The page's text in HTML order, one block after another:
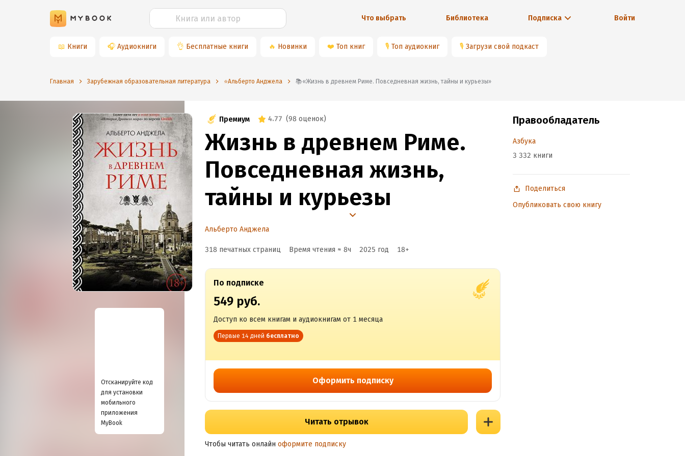
Что выбрать Библиотека Подписка Войти
📖 Книги 🎧 Аудиокниги 👌 Бесплатные книги 🔥 Новинки ❤️ Топ книг 🎙 Топ аудиокниг 🎙 Загрузи свой подкаст
Главная Зарубежная образовательная литература ⭐️Альберто Анджела 📚«Жизнь в древнем Риме. Повседневная жизнь, тайны и курьезы»
Отсканируйте код
для установки
мобильного
приложения
MyBook
Премиум 4.77 (98 оценок)
Жизнь в древнем Риме.
Повседневная жизнь,
тайны и курьезы
Альберто Анджела
318 печатных страниц Время чтения ≈ 8ч 2025 год 18+
По подписке
549 руб.
Доступ ко всем книгам и аудиокнигам от 1 месяца
Первые 14 дней бесплатно
Оформить подписку
Читать отрывок
Чтобы читать онлайн оформите подписку
Правообладатель
Азбука
3 332 книги
Поделиться
Опубликовать свою книгу